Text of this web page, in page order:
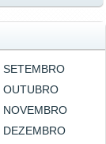
SETEMBRO
OUTUBRO
NOVEMBRO
DEZEMBRO